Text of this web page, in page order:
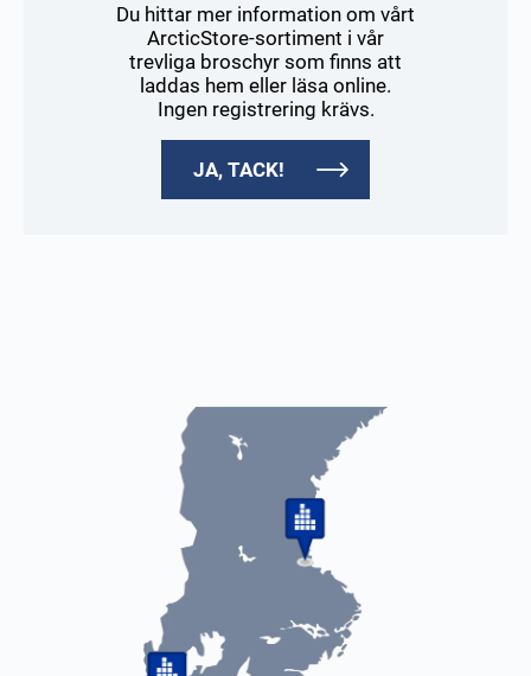
Du hittar mer information om vårt
ArcticStore-sortiment i vår
trevliga broschyr som finns att
laddas hem eller läsa online.
Ingen registrering krävs.
JA, TACK!